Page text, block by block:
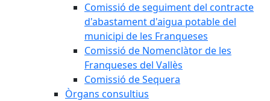
Comissió de seguiment del contracte
d'abastament d'aigua potable del
municipi de les Franqueses
Comissió de Nomenclàtor de les
Franqueses del Vallès
Comissió de Sequera
Òrgans consultius